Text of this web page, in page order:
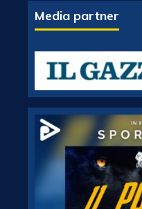
Media partner